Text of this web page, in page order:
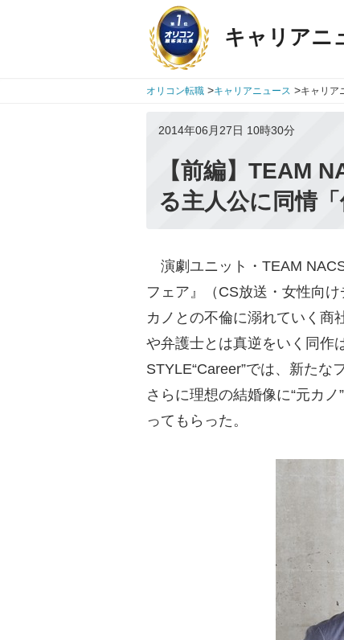
キャリアニ
オリコン転職 >キャリアニュース >キャリア
2014年06月27日 10時30分
【前編】TEAM
る主人公に同情
演劇ユニット・TEAM
フェア』（CS放送・女性向
カノとの不倫に溺れていく商
や弁護士とは真逆をいく同作
STYLE“Career”では、新たな
さらに理想の結婚像に“元カ
ってもらった。